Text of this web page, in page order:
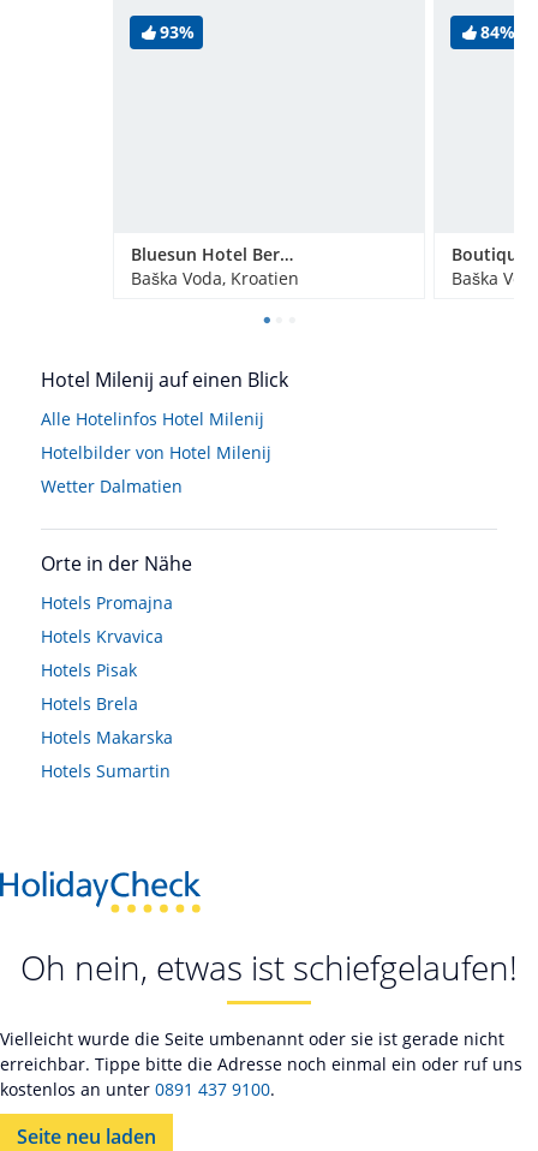
93%
Bluesun Hotel Berulia & Mala Berulia
Baška Voda, Kroatien
84%
Baška
Hotel Milenij auf einen Blick
Alle Hotelinfos Hotel Milenij
Hotelbilder von Hotel Milenij
Wetter Dalmatien
Orte in der Nähe
Hotels Promajna
Hotels Krvavica
Hotels Pisak
Hotels Brela
Hotels Makarska
Hotels Sumartin
Oh nein, etwas ist schiefgelaufen!
Vielleicht wurde die Seite umbenannt oder sie ist gerade nicht
erreichbar. Tippe bitte die Adresse noch einmal ein oder ruf uns
kostenlos an unter 0891 437 9100.
Seite neu laden